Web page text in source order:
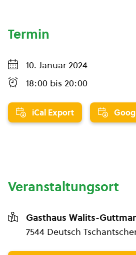
Termin
10. Januar 2024
18:00 bis 20:00
iCal Export
Veranstaltungsort
Gasthaus Walits-
7544 Deutsch